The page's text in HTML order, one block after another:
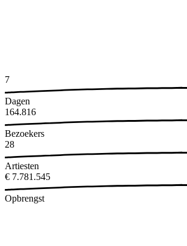
7
Dagen
165.000
Bezoekers
29
Artiesten
€ 8.803.222
Opbrengst